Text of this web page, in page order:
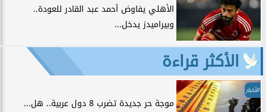
الأهلي يفاوض أحمد عبد القادر للعودة..
وبيراميدز يدخل...
الأكثر قراءة
الأخبار
موجة حر جديدة تضرب 8 دول عربية.. هل...